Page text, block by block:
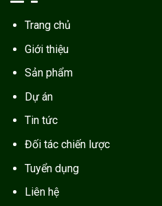
Trang chủ
Giới thiệu
Sản phẩm
Dự án
Tin tức
Đối tác chiến lược
Tuyển dụng
Liên hệ